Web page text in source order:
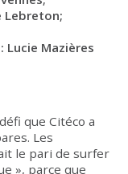
Lebreton;
Mazières
que Citéco a
Les
le pari de surfer
», parce que